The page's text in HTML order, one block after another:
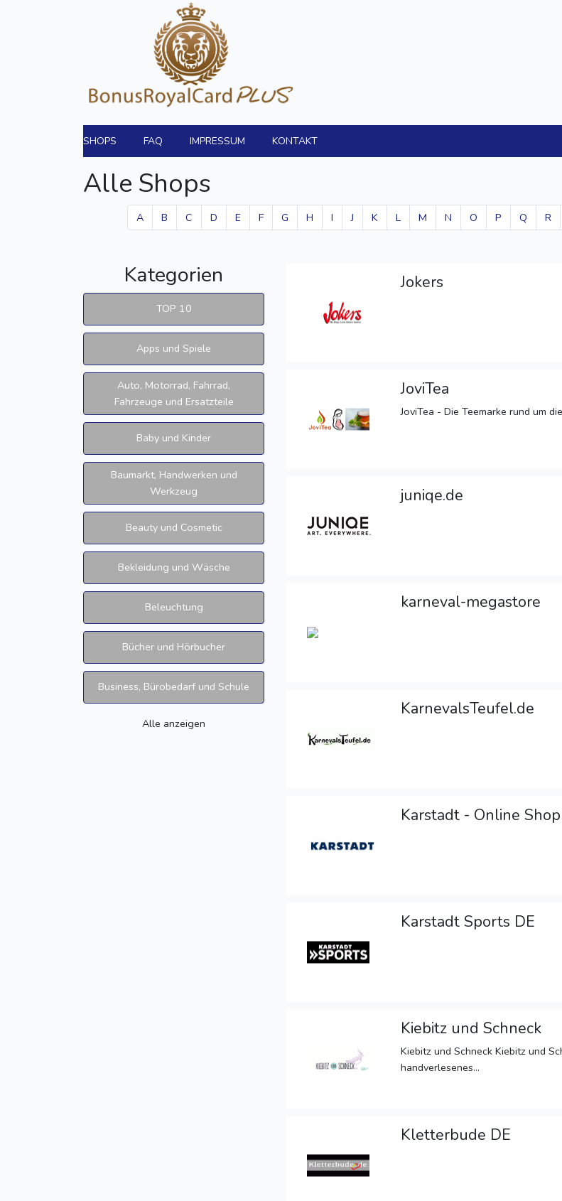
SHOPS FAQ IMPRESSUM KONTAKT
Alle Shops
A B C D E F G H I J K L M N O P Q R
Kategorien
TOP 10
Apps und Spiele
Auto, Motorrad, Fahrrad,
Fahrzeuge und Ersatzteile
Baby und Kinder
Baumarkt, Handwerken und
Werkzeug
Beauty und Cosmetic
Bekleidung und Wäsche
Beleuchtung
Bücher und Hörbucher
Business, Bürobedarf und Schule
Alle anzeigen
Jokers
JoviTea
JoviTea - Die Teemarke rund um
juniqe.de
karneval-megastore
KarnevalsTeufel.de
Karstadt - Online Shop
Karstadt Sports DE
Kiebitz und Schneck
Kiebitz und Schneck Kiebitz und
handverlesenes...
Kletterbude DE